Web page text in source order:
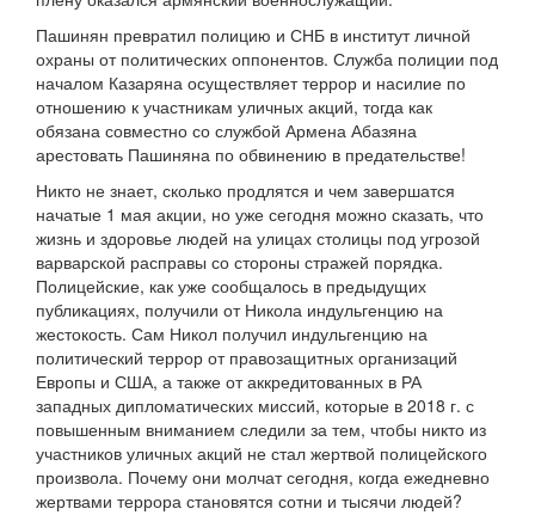
Пашинян превратил полицию и СНБ в институт личной
охраны от политических оппонентов. Служба полиции под
началом Казаряна осуществляет террор и насилие по
отношению к участникам уличных акций, тогда как
обязана совместно со службой Армена Абазяна
арестовать Пашиняна по обвинению в предательстве!
Никто не знает, сколько продлятся и чем завершатся
начатые 1 мая акции, но уже сегодня можно сказать, что
жизнь и здоровье людей на улицах столицы под угрозой
варварской расправы со стороны стражей порядка.
Полицейские, как уже сообщалось в предыдущих
публикациях, получили от Никола индульгенцию на
жестокость. Сам Никол получил индульгенцию на
политический террор от правозащитных организаций
Европы и США, а также от аккредитованных в РА
западных дипломатических миссий, которые в 2018 г. с
повышенным вниманием следили за тем, чтобы никто из
участников уличных акций не стал жертвой полицейского
произвола. Почему они молчат сегодня, когда ежедневно
жертвами террора становятся сотни и тысячи людей?